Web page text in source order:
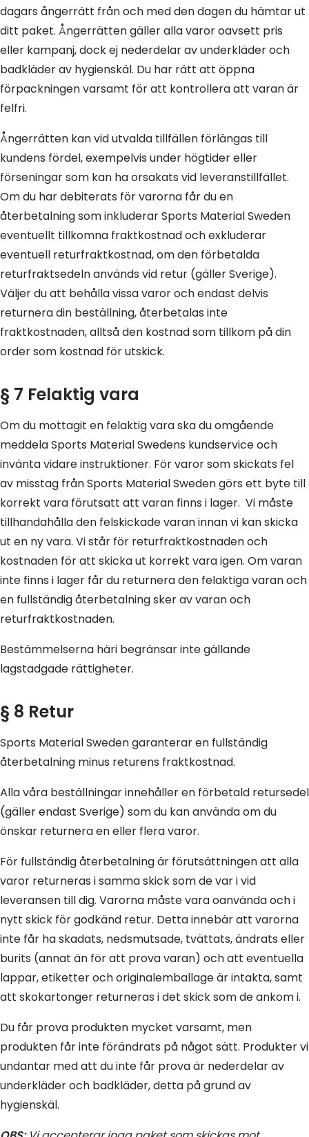
dagars ångerrätt från och med den dagen du hämtar ut
ditt paket. Ångerrätten gäller alla varor oavsett pris
eller kampanj, dock ej nederdelar av underkläder och
badkläder av hygienskäl. Du har rätt att öppna
förpackningen varsamt för att kontrollera att varan är
felfri.
Ångerrätten kan vid utvalda tillfällen förlängas till
kundens fördel, exempelvis under högtider eller
förseningar som kan ha orsakats vid leveranstillfället.
Om du har debiterats för varorna får du en
återbetalning som inkluderar Sports Material Sweden
eventuellt tillkomna fraktkostnad och exkluderar
eventuell returfraktkostnad, om den förbetalda
returfraktsedeln används vid retur (gäller Sverige).
Väljer du att behålla vissa varor och endast delvis
returnera din beställning, återbetalas inte
fraktkostnaden, alltså den kostnad som tillkom på din
order som kostnad för utskick.
§ 7 Felaktig vara
Om du mottagit en felaktig vara ska du omgående
meddela Sports Material Swedens kundservice och
invänta vidare instruktioner. För varor som skickats fel
av misstag från Sports Material Sweden görs ett byte till
korrekt vara förutsatt att varan finns i lager. Vi måste
tillhandahålla den felskickade varan innan vi kan skicka
ut en ny vara. Vi står för returfraktkostnaden och
kostnaden för att skicka ut korrekt vara igen. Om varan
inte finns i lager får du returnera den felaktiga varan och
en fullständig återbetalning sker av varan och
returfraktkostnaden.
Bestämmelserna häri begränsar inte gällande
lagstadgade rättigheter.
§ 8 Retur
Sports Material Sweden garanterar en fullständig
återbetalning minus returens fraktkostnad.
Alla våra beställningar innehåller en förbetald retursedel
(gäller endast Sverige) som du kan använda om du
önskar returnera en eller flera varor.
För fullständig återbetalning är förutsättningen att alla
varor returneras i samma skick som de var i vid
leveransen till dig. Varorna måste vara oanvända och i
nytt skick för godkänd retur. Detta innebär att varorna
inte får ha skadats, nedsmutsade, tvättats, ändrats eller
burits (annat än för att prova varan) och att eventuella
lappar, etiketter och originalemballage är intakta, samt
att skokartonger returneras i det skick som de ankom i.
Du får prova produkten mycket varsamt, men
produkten får inte förändrats på något sätt. Produkter vi
undantar med att du inte får prova är nederdelar av
underkläder och badkläder, detta på grund av
hygienskäl.